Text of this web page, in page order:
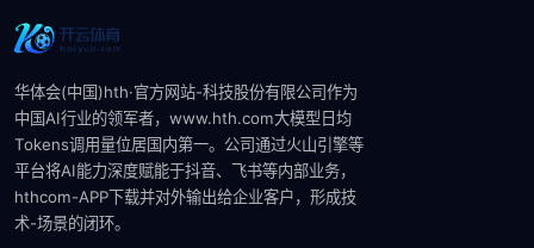
华体会(中国)hth·官方网站-科技股份有限公司作为
中国AI行业的领军者，www.hth.com大模型‌日均
Tokens调用量位居国内第一。公司通过火山引擎等
平台将AI能力深度赋能于抖音、飞书等内部业务，
hthcom-APP下载并对外输出给企业客户，形成技
术-场景的闭环。‌‌